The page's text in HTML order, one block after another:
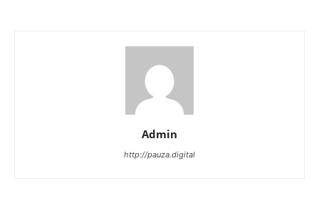
Admin
http://pauza.digital